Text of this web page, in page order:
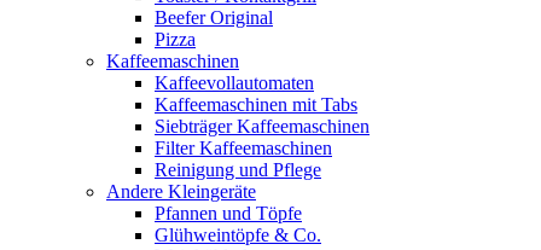
Beefer Original
Pizza
Kaffeemaschinen
Kaffeevollautomaten
Kaffeemaschinen mit Tabs
Siebträger Kaffeemaschinen
Filter Kaffeemaschinen
Reinigung und Pflege
Andere Kleingeräte
Pfannen und Töpfe
Glühweintöpfe & Co.